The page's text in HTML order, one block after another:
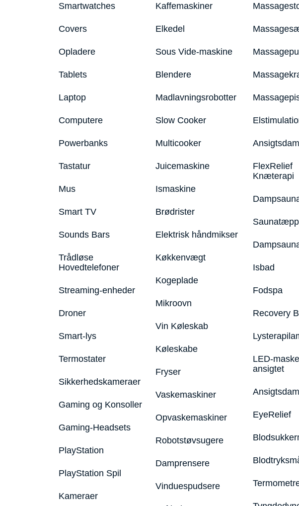
Smartwatches
Covers
Opladere
Tablets
Laptop
Computere
Powerbanks
Tastatur
Mus
Smart TV
Sounds Bars
Trådløse
Hovedtelefoner
Streaming-enheder
Droner
Smart-lys
Termostater
Sikkerhedskameraer
Gaming og Konsoller
Gaming-Headsets
PlayStation
PlayStation Spil
Kameraer
Kaffemaskiner
Elkedel
Sous Vide-maskine
Blendere
Madlavningsrobotter
Slow Cooker
Multicooker
Juicemaskine
Ismaskine
Brødrister
Elektrisk håndmikser
Køkkenvægt
Kogeplade
Mikroovn
Vin Køleskab
Køleskabe
Fryser
Vaskemaskiner
Opvaskemaskiner
Robotstøvsugere
Damprensere
Vinduespudsere
FlexRelief
Knæterapi
Isbad
Fodspa
Recovery
LED-
ansigtet
EyeRelief